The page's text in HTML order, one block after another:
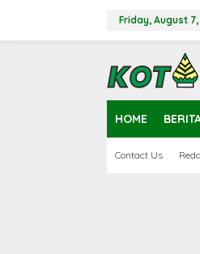
Friday, August 7,
HOME
Contact Us